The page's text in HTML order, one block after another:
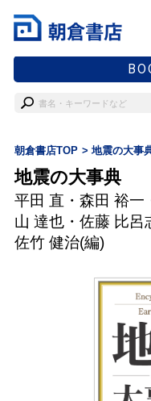
朝倉書店TOP 地震の大事
地震の大事典
平田 直 ・ 森田 裕一
山 達也・ 佐藤 比呂
佐竹 健治(編)